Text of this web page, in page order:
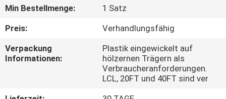
QUALITÄTSKONTROLLE
TRETEN
MIT
Min Bestellmenge:
1 Satz
Preis:
Verhandlungsfähig
Verpackung
Informationen:
Plastik eingewickelt auf
hölzernen Trägern als
Verbraucheranforderungen.
LCL, 20FT und 40FT sind ver